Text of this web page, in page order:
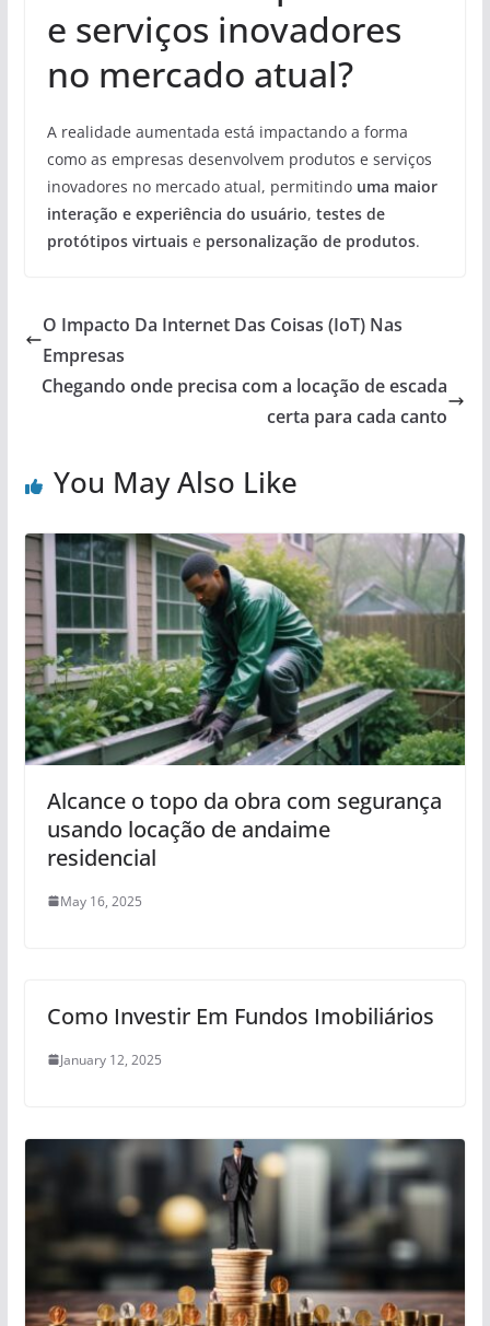
e serviços inovadores
no mercado atual?
A realidade aumentada está impactando a forma
como as empresas desenvolvem produtos e serviços
inovadores no mercado atual, permitindo uma maior
interação e experiência do usuário, testes de
protótipos virtuaise personalização de produtos.
O Impacto Da Internet Das Coisas (IoT) Nas
Empresas
Chegando onde precisa com a locação de escada
certa para cada canto
You May Also Like
Alcance o topo da obra com segurança
usando locação de andaime
residencial
May 16, 2025
Como Investir Em Fundos Imobiliários
January 12, 2025